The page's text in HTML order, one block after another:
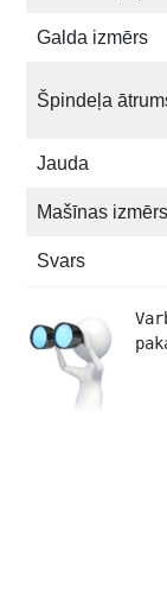
Galda izmērs
Špindeļa
Jauda
Mašīnas izmērs
Svars